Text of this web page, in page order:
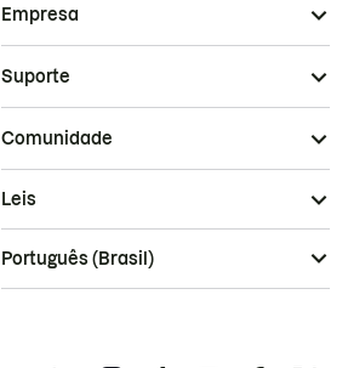
Empresa
Suporte
Comunidade
Leis
Português (Brasil)